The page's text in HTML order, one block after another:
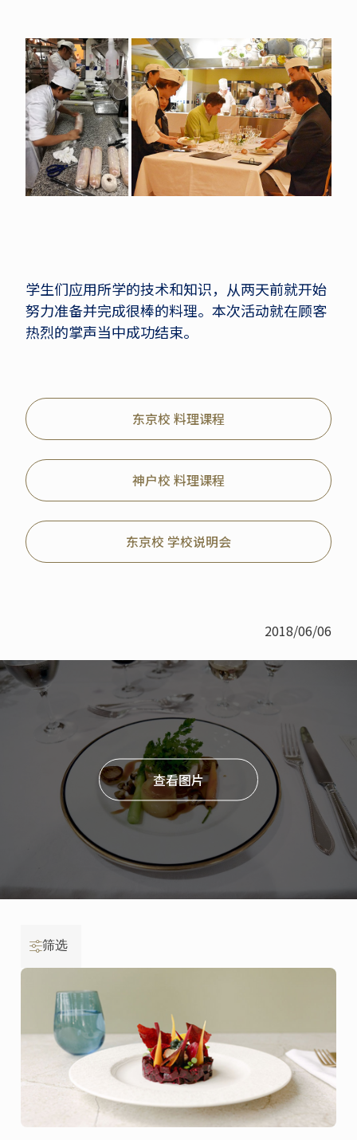
学生们应用所学的技术和知识，从两天前就开始
努力准备并完成很棒的料理。本次活动就在顾客
热烈的掌声当中成功结束。
东京校 料理课程
神户校 料理课程
东京校 学校说明会
2018/06/06
查看图片
筛选